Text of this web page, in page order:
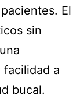
El
sin
a
bucal.